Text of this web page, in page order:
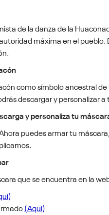
de la danza de la
máxima en el
como símbolo ancestral
descargar y personalizar a
y personaliza tu
puedes armar tu
que se encuentra en la
(Aquí)